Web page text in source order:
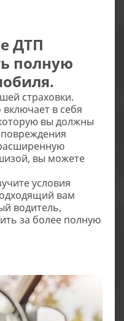
ДТП
полную
страховки.
в себя
вы должны
повреждения
вы можете
условия
вам
водитель,
за более полную